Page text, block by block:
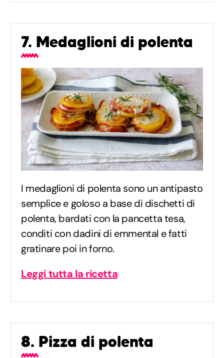
7. Medaglioni di polenta
I medaglioni di polenta sono un antipasto
semplice e goloso a base di dischetti di
polenta, bardati con la pancetta tesa,
conditi con dadini di emmental e fatti
gratinare poi in forno.
Leggi tutta la ricetta
8. Pizza di polenta